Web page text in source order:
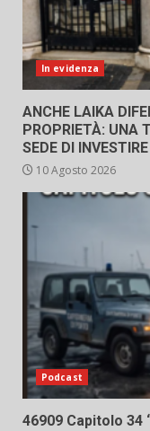
In evidenza
ANCHE LAIKA
PROPRIETÀ: UNA
SEDE DI INVESTIRE
10 Agosto 2026
Podcast
46909 Capitolo 34